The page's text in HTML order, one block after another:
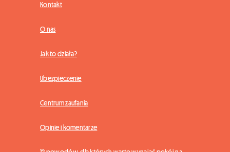
Kontakt
O nas
Jak to działa?
Ubezpieczenie
Centrum zaufania
Opinie i komentarze